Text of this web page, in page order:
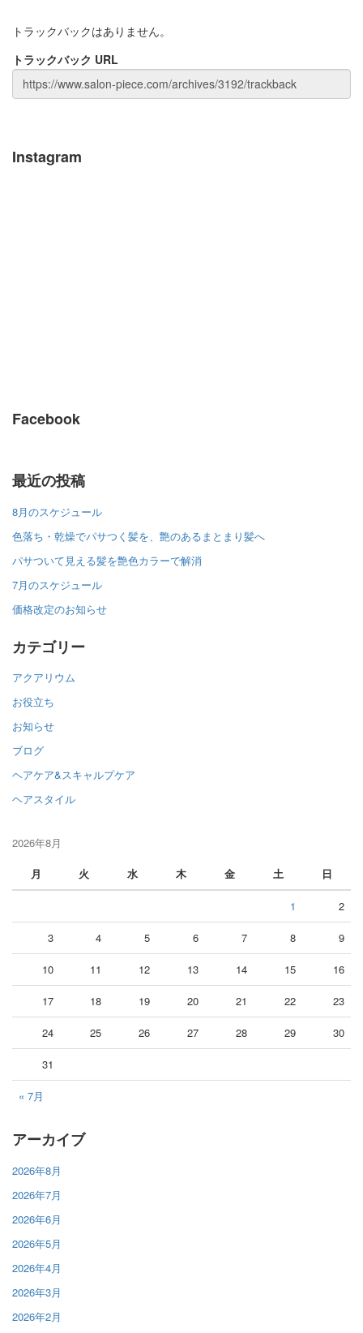
トラックバックはありません。
トラックバック URL
Instagram
Facebook
最近の投稿
8月のスケジュール
色落ち・乾燥でパサつく髪を、艶のあるまとまり髪へ
パサついて見える髪を艶色カラーで解消
7月のスケジュール
価格改定のお知らせ
カテゴリー
アクアリウム
お役立ち
お知らせ
ブログ
ヘアケア&スキャルプケア
ヘアスタイル
2026年8月
月
火 水 木 金 土 日
« 7月
1 2
3 4 5 6 7 8 9
10 11 12 13 14 15 16
17 18 19 20 21 22 23
24 25 26 27 28 29 30
31
アーカイブ
2026年8月
2026年7月
2026年6月
2026年5月
2026年4月
2026年3月
2026年2月